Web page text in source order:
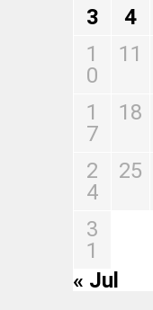
3
4
1
0
11
1
7
18
2
4
25
3
1
« Jul